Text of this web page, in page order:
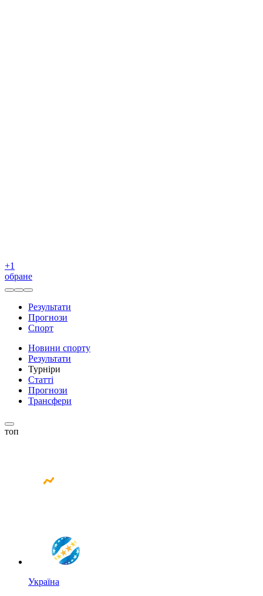
+1
обране
Результати
Прогнози
Спорт
Новини спорту
Результати
Турніри
Статті
Прогнози
Трансфери
топ
Україна